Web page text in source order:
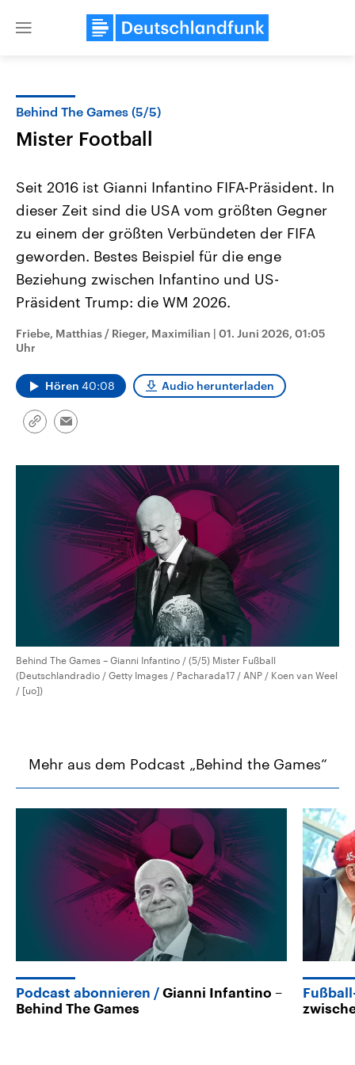
Close
USA
Aktuelle Beiträge, Analysen und
Hintergründe
Wirtschaftlich und militärisch
gehören die Vereinigten Staaten zu
den mächtigsten Ländern der Erde,
mit großem Einfluss auf das
Nahostkonflikt
Der Überfall der
Oktober 2023 auf Israel
Region wieder die Gewalt
Libanon vom Iran
Sendungen Programm Podcasts
Behind The Games (5/5)
Mister Football
Seit 2016 ist Gianni Infantino FIFA-Präsident. In
dieser Zeit sind die USA vom größten Gegner
zu einem der größten Verbündeten der FIFA
geworden. Bestes Beispiel für die enge
Beziehung zwischen Infantino und US-
Präsident Trump: die WM 2026.
Friebe, Matthias / Rieger, Maximilian | 01. Juni 2026, 01:05
Uhr
Hören 40:08 Audio herunterladen
Link
Email
Behind The Games – Gianni Infantino / (5/5) Mister Fußball
(Deutschlandradio / Getty Images / Pacharada17 / ANP / Koen van Weel
/ [uo])
Mehr aus dem Podcast „Behind the Games“
Podcast abonnieren
Gianni Infantino –
Behind The Games